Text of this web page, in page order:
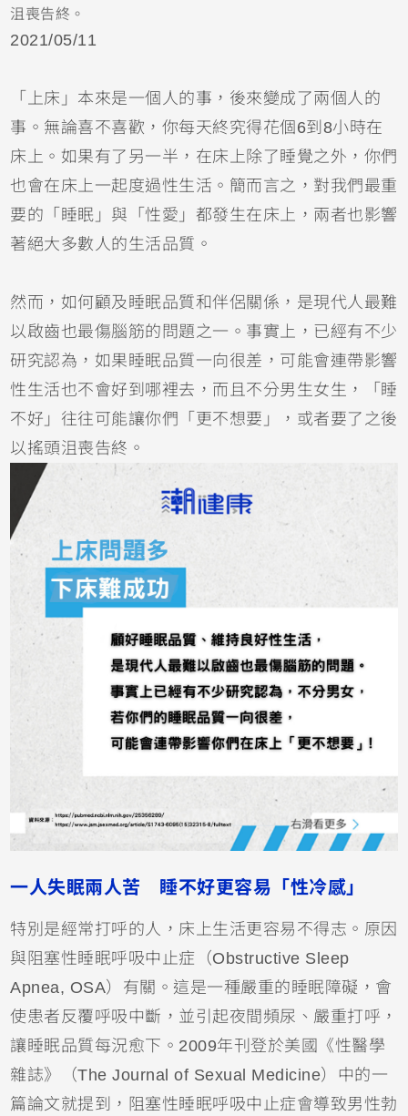
沮喪告終。
2021/05/11
「上床」本來是一個人的事，後來變成了兩個人的
事。無論喜不喜歡，你每天終究得花個6到8小時在
床上。如果有了另一半，在床上除了睡覺之外，你們
也會在床上一起度過性生活。簡而言之，對我們最重
要的「睡眠」與「性愛」都發生在床上，兩者也影響
著絕大多數人的生活品質。
然而，如何顧及睡眠品質和伴侶關係，是現代人最難
以啟齒也最傷腦筋的問題之一。事實上，已經有不少
研究認為，如果睡眠品質一向很差，可能會連帶影響
性生活也不會好到哪裡去，而且不分男生女生，「睡
不好」往往可能讓你們「更不想要」，或者要了之後
以搖頭沮喪告終。
一人失眠兩人苦 睡不好更容易「性冷感」
特別是經常打呼的人，床上生活更容易不得志。原因
與阻塞性睡眠呼吸中止症（Obstructive Sleep
Apnea, OSA）有關。這是一種嚴重的睡眠障礙，會
使患者反覆呼吸中斷，並引起夜間頻尿、嚴重打呼，
讓睡眠品質每況愈下。2009年刊登於美國《性醫學
雜誌》（The Journal of Sexual Medicine）中的一
篇論文就提到，阻塞性睡眠呼吸中止症會導致男性勃